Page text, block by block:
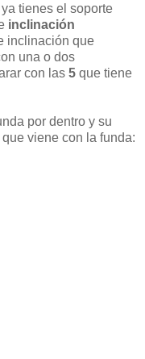
tienes el soporte
inclinación
inclinación que
una o dos
con las 5 que tiene
por dentro y su
viene con la funda: